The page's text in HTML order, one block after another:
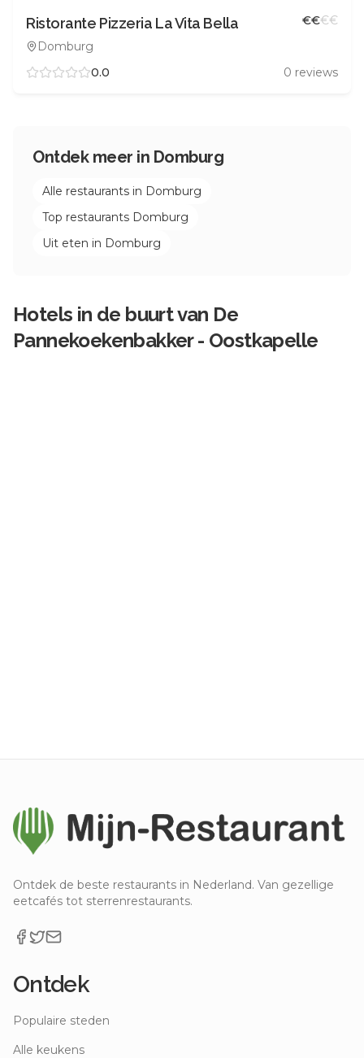
Ristorante Pizzeria La Vita Bella
Domburg
€€€€
0.0 0 reviews
Ontdek meer in Domburg
Alle restaurants in Domburg
Top restaurants Domburg
Uit eten in Domburg
Hotels in de buurt van De
Pannekoekenbakker - Oostkapelle
Ontdek de beste restaurants in Nederland. Van gezellige
eetcafés tot sterrenrestaurants.
Ontdek
Populaire steden
Alle keukens